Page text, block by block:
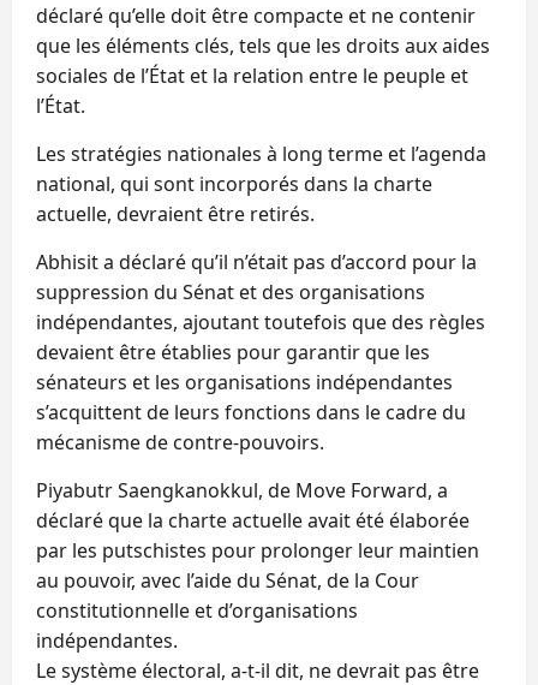
déclaré qu’elle doit être compacte et ne contenir
que les éléments clés, tels que les droits aux aides
sociales de l’État et la relation entre le peuple et
l’État.
Les stratégies nationales à long terme et l’agenda
national, qui sont incorporés dans la charte
actuelle, devraient être retirés.
Abhisit a déclaré qu’il n’était pas d’accord pour la
suppression du Sénat et des organisations
indépendantes, ajoutant toutefois que des règles
devaient être établies pour garantir que les
sénateurs et les organisations indépendantes
s’acquittent de leurs fonctions dans le cadre du
mécanisme de contre-pouvoirs.
Piyabutr Saengkanokkul, de Move Forward, a
déclaré que la charte actuelle avait été élaborée
par les putschistes pour prolonger leur maintien
au pouvoir, avec l’aide du Sénat, de la Cour
constitutionnelle et d’organisations
indépendantes.
Le système électoral, a-t-il dit, ne devrait pas être